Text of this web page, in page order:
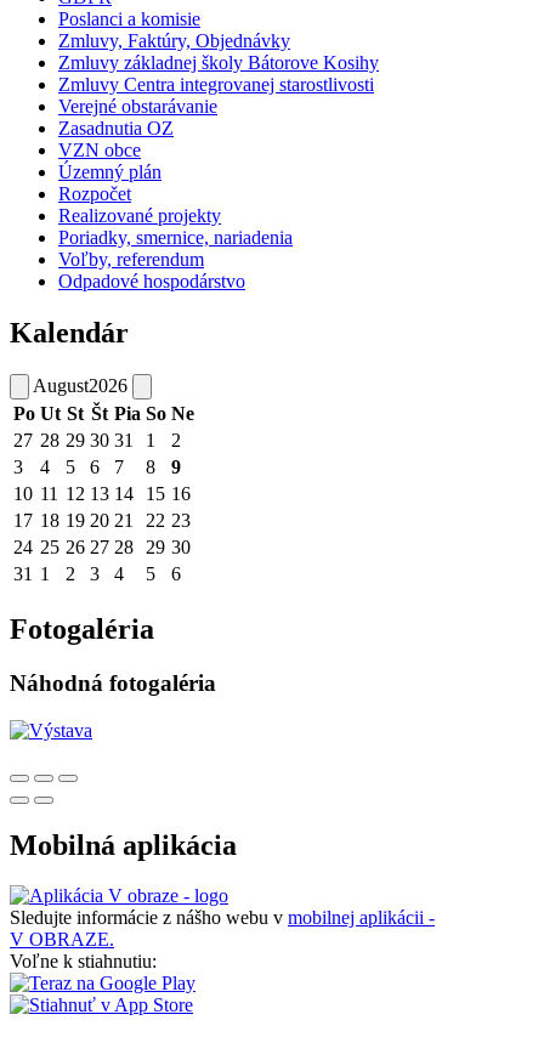
Poslanci a komisie
Zmluvy, Faktúry, Objednávky
Zmluvy základnej školy Bátorove Kosihy
Zmluvy Centra integrovanej starostlivosti
Verejné obstarávanie
Zasadnutia OZ
VZN obce
Územný plán
Rozpočet
Realizované projekty
Poriadky, smernice, nariadenia
Voľby, referendum
Odpadové hospodárstvo
Kalendár
August2026
Po Ut St Št Pia So Ne
27 28 29 30 31 1
2
3
4 5 6 7 8
9
10 11 12 13 14 15 16
17 18 19 20 21 22 23
24 25 26 27 28 29 30
31 1 2 3 4 5 6
Fotogaléria
Náhodná fotogaléria
Mobilná aplikácia
Sledujte informácie z nášho webu v mobilnej aplikácii -
V OBRAZE.
Voľne k stiahnutiu: